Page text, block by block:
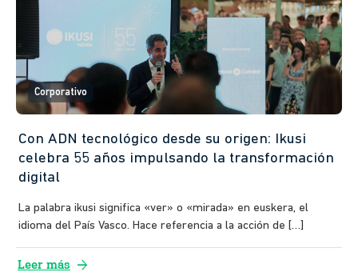
Corporativo
Con ADN tecnológico desde su origen: Ikusi
celebra 55 años impulsando la transformación
digital
La palabra ikusi significa «ver» o «mirada» en euskera, el
idioma del País Vasco. Hace referencia a la acción de […]
Leer más arrow_forward